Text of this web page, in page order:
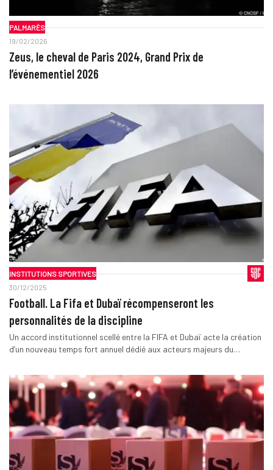
PALMARÈS
19/02/2026
Zeus, le cheval de Paris 2024, Grand Prix de
l’événementiel 2026
INSTITUTIONS SPORTIVES
30/12/2025
Football. La Fifa et Dubaï récompenseront les
personnalités de la discipline
Un accord institutionnel scellé entre la FIFA et Dubaï acte la création
d’un nouveau temps fort annuel dédié aux acteurs majeurs du…